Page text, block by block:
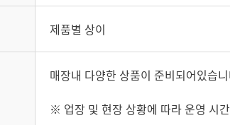
제품별 상이
매장내 다양한 상품이 준비되어있습
※ 업장 및 현장 상황에 따라 운영 시